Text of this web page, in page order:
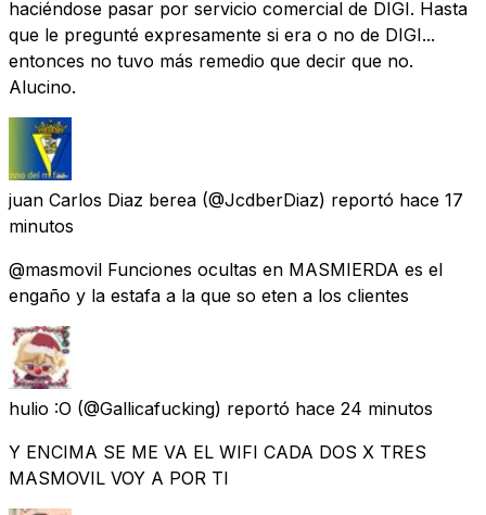
haciéndose pasar por servicio comercial de DIGI. Hasta
que le pregunté expresamente si era o no de DIGI...
entonces no tuvo más remedio que decir que no.
Alucino.
juan Carlos Diaz berea (@JcdberDiaz) reportó hace 17
minutos
@masmovil Funciones ocultas en MASMIERDA es el
engaño y la estafa a la que so eten a los clientes
hulio :O (@Gallicafucking) reportó hace 24 minutos
Y ENCIMA SE ME VA EL WIFI CADA DOS X TRES
MASMOVIL VOY A POR TI